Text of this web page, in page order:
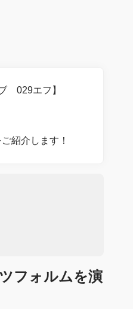
029エフ】
紹介します！
フォルムを演